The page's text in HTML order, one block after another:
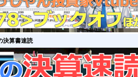
決算書速読